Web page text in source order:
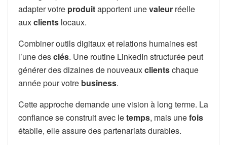
adapter votre produitapportent unevaleur réelle
auxclients locaux.
Combiner outils digitaux et relations humaines est
l’une desclés. Une routine LinkedIn structurée peut
générer des dizaines de nouveauxclientschaque
année pour votre business.
Cette approche demande une vision à long terme. La
confiance se construit avec letemps, mais unefois
établie, elle assure des partenariats durables.